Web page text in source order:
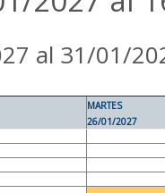
al 31/01/
MARTES
26/01/2027